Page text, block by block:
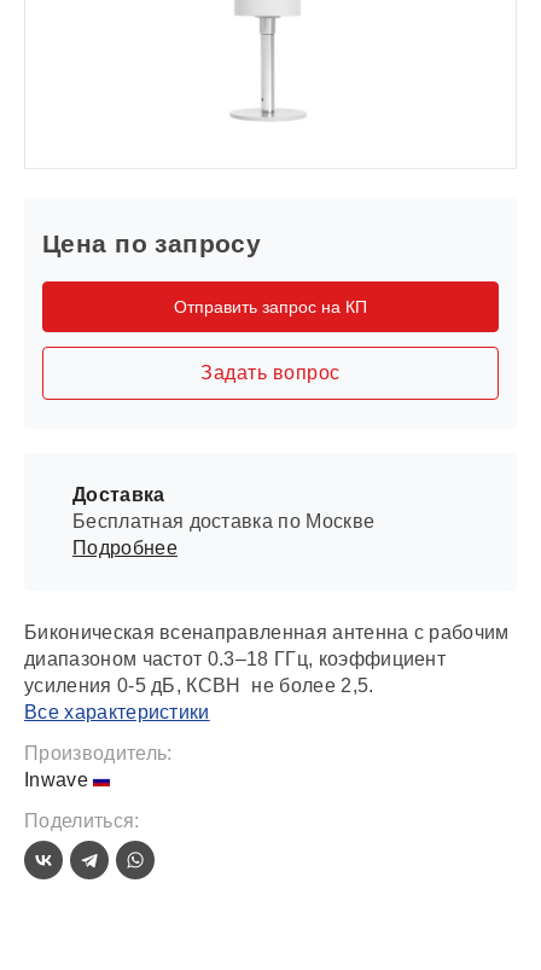
Биконическая всенаправленная антенна с рабочим
диапазоном частот 0.3–18 ГГц, коэффициент
усиления 0-5 дБ, КСВН не более 2,5.
Все характеристики
Производитель:
Inwave
Поделиться:
Цена по запросу
Отправить запрос на КП
Задать вопрос
Доставка
Бесплатная доставка по Москве
Подробнее